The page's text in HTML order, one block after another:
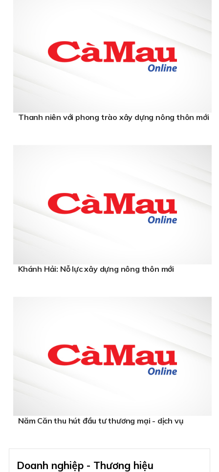
Thanh niên với phong trào xây dựng nông thôn mới
Khánh Hải: Nỗ lực xây dựng nông thôn mới
Năm Căn thu hút đầu tư thương mại - dịch vụ
Doanh nghiệp - Thương hiệu